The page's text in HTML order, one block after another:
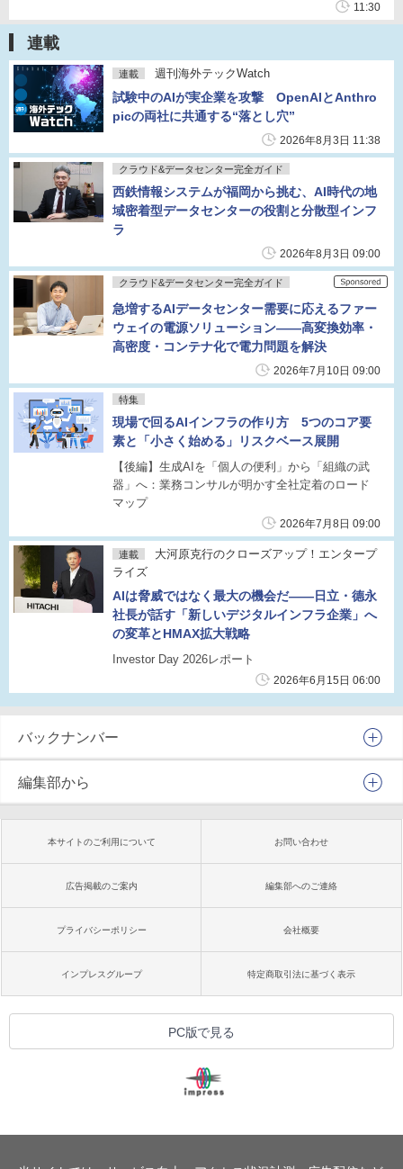
11:30
連載
連載 週刊海外テックWatch
試験中のAIが実企業を攻撃 OpenAIとAnthro
picの両社に共通する“落とし穴”
2026年8月3日 11:38
クラウド&データセンター完全ガイド
西鉄情報システムが福岡から挑む、AI時代の地
域密着型データセンターの役割と分散型インフ
ラ
2026年8月3日 09:00
クラウド&データセンター完全ガイド
急増するAIデータセンター需要に応えるファー
ウェイの電源ソリューション――高変換効率・
高密度・コンテナ化で電力問題を解決
2026年7月10日 09:00
特集
現場で回るAIインフラの作り方 5つのコア要
素と「小さく始める」リスクベース展開
【後編】生成AIを「個人の便利」から「組織の武
器」へ：業務コンサルが明かす全社定着のロード
マップ
2026年7月8日 09:00
連載
大河原克行のクローズアップ！エンタープ
ライズ
AIは脅威ではなく最大の機会だ――日立・德永
社長が話す「新しいデジタルインフラ企業」へ
の変革とHMAX拡大戦略
Investor Day 2026レポート
2026年6月15日 06:00
バックナンバー
編集部から
本サイトのご利用について お問い合わせ
広告掲載のご案内 編集部へのご連絡
プライバシーポリシー 会社概要
インプレスグループ 特定商取引法に基づく表示
PC版で見る